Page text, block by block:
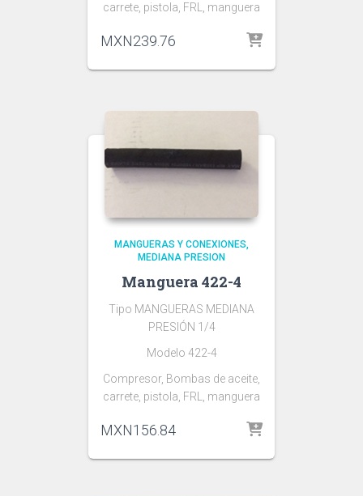
carrete, pistola, FRL, manguera
MXN239.76
MANGUERAS Y CONEXIONES
MEDIANA PRESION
Manguera 422-4
Tipo MANGUERAS MEDIANA
PRESIÓN 1/4
Modelo 422-4
Compresor, Bombas de aceite,
carrete, pistola, FRL, manguera
MXN156.84